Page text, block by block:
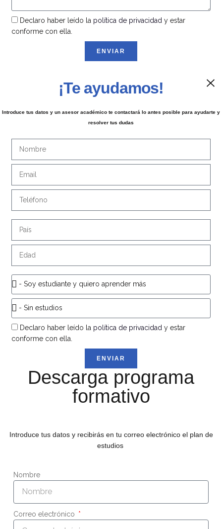
Declaro haber leído la política de privacidad y estar
conforme con ella.
ENVIAR
¡Te ayudamos!
Introduce tus datos y un asesor académico te contactará lo antes posible para ayudarte y
resolver tus dudas
Declaro haber leído la política de privacidad y estar
conforme con ella.
ENVIAR
Descarga programa
formativo
Introduce tus datos y recibirás en tu correo electrónico el plan de
estudios
Nombre
Correo electrónico